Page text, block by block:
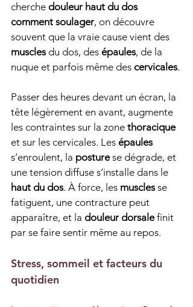
cherche douleur haut du dos
comment soulager, on découvre
souvent que la vraie cause vient des
muscles du dos, des épaules, de la
nuque et parfois même des cervicales.
Passer des heures devant un écran, la
tête légèrement en avant, augmente
les contraintes sur la zone thoracique
et sur les cervicales. Les épaules
s’enroulent, la posture se dégrade, et
une tension diffuse s’installe dans le
haut du dos. À force, les muscles se
fatiguent, une contracture peut
apparaître, et la douleur dorsale finit
par se faire sentir même au repos.
Stress, sommeil et facteurs du
quotidien